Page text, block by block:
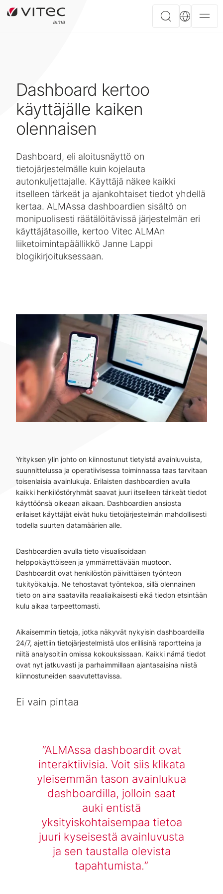
Dashboard kertoo
käyttäjälle kaiken
olennaisen
Dashboard, eli aloitusnäyttö on
tietojärjestelmälle kuin kojelauta
autonkuljettajalle. Käyttäjä näkee kaikki
itselleen tärkeät ja ajankohtaiset tiedot yhdellä
kertaa. ALMAssa dashboardien sisältö on
monipuolisesti räätälöitävissä järjestelmän eri
käyttäjätasoille, kertoo Vitec ALMAn
liiketoimintapäällikkö Janne Lappi
blogikirjoituksessaan.
Yrityksen ylin johto on kiinnostunut tietyistä avainluvuista,
suunnittelussa ja operatiivisessa toiminnassa taas tarvitaan
toisenlaisia avainlukuja. Erilaisten dashboardien avulla
kaikki henkilöstöryhmät saavat juuri itselleen tärkeät tiedot
käyttöönsä oikeaan aikaan. Dashboardien ansiosta
erilaiset käyttäjät eivät huku tietojärjestelmän mahdollisesti
todella suurten datamäärien alle.
Dashboardien avulla tieto visualisoidaan
helppokäyttöiseen ja ymmärrettävään muotoon.
Dashboardit ovat henkilöstön päivittäisen työnteon
tukityökaluja. Ne tehostavat työntekoa, sillä olennainen
tieto on aina saatavilla reaaliaikaisesti eikä tiedon etsintään
kulu aikaa tarpeettomasti.
Aikaisemmin tietoja, jotka näkyvät nykyisin dashboardeilla
24/7, ajettiin tietojärjestelmistä ulos erillisinä raportteina ja
niitä analysoitiin omissa kokouksissaan. Kaikki nämä tiedot
ovat nyt jatkuvasti ja parhaimmillaan ajantasaisina niistä
kiinnostuneiden saavutettavissa.
Ei vain pintaa
ALMAssa dashboardit ovat
interaktiivisia. Voit siis klikata
yleisemmän tason avainlukua
dashboardilla, jolloin saat
auki entistä
yksityiskohtaisempaa tietoa
juuri kyseisestä avainluvusta
ja sen taustalla olevista
tapahtumista.